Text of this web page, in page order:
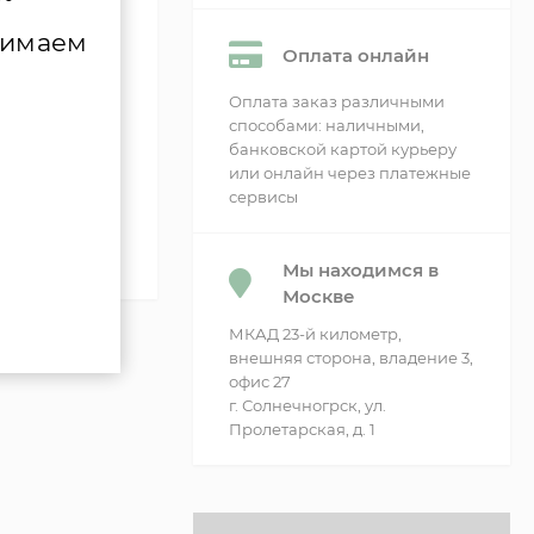
Оплата онлайн
Оплата заказ различными
способами: наличными,
банковской картой курьеру
или онлайн через платежные
сервисы
Мы находимся в
Москве
МКАД 23-й километр,
внешняя сторона, владение 3,
офис 27
г. Солнечногрск, ул.
Пролетарская, д. 1